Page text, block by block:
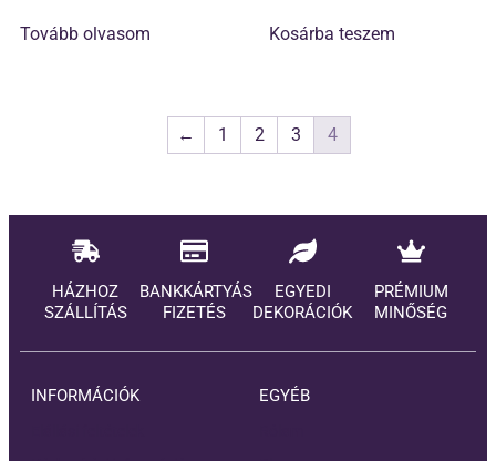
Tovább olvasom Kosárba teszem
← 1 2 3 4
HÁZHOZ
SZÁLLÍTÁS
BANKKÁRTYÁS
FIZETÉS
EGYEDI
DEKORÁCIÓK
PRÉMIUM
MINŐSÉG
INFORMÁCIÓK EGYÉB